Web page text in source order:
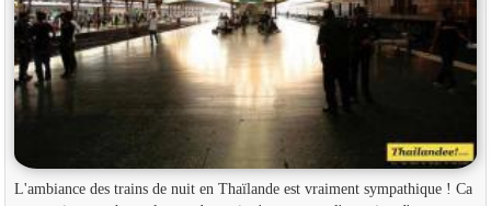
L'ambiance des trains de nuit en Thaïlande est vraiment sympathique ! Ca